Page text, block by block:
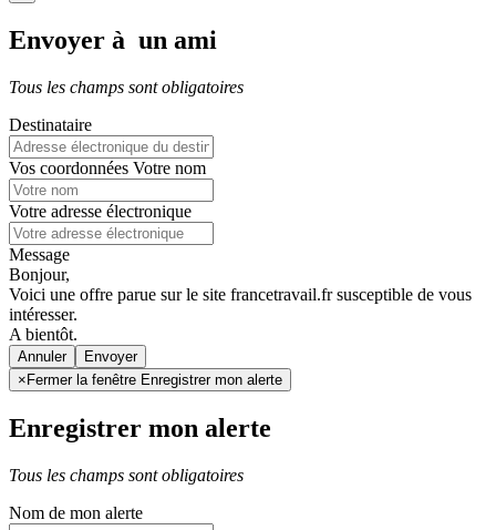
Envoyer à un ami
Tous les champs sont obligatoires
Destinataire
Vos coordonnées Votre nom
Votre adresse électronique
Message
Bonjour,
Voici une offre parue sur le site francetravail.fr susceptible de vous
intéresser.
A bientôt.
Annuler
× Fermer la fenêtre Enregistrer mon alerte
Enregistrer mon alerte
Tous les champs sont obligatoires
Nom de mon alerte